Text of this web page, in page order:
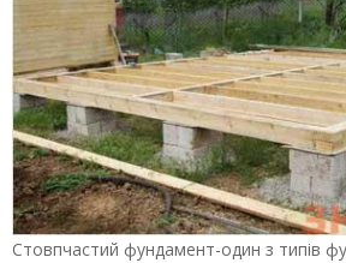
Стовпчастий фундамент-один з типів